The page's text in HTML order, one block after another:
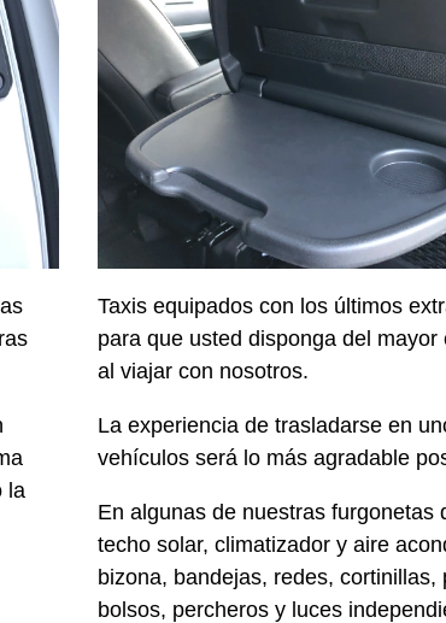
la
Taxis equipados con los últimos
para que usted disponga del mayor
al viajar con nosotros.
La experiencia de trasladarse en
vehículos será lo más agradable
En algunas de nuestras furgonetas
techo solar, climatizador y aire
bizona, bandejas, redes, cortinillas,
bolsos, percheros y luces